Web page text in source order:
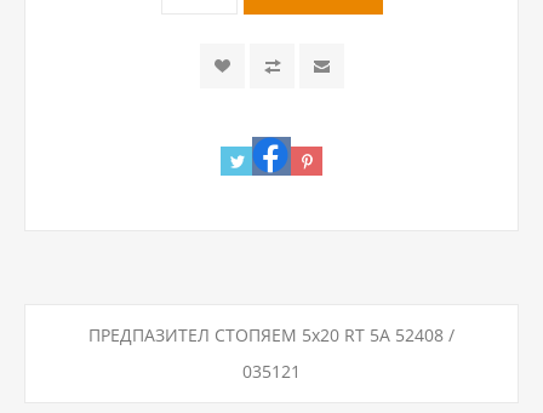
ПРЕДПАЗИТЕЛ СТОПЯЕМ 5х20 RT 5A 52408 /
035121